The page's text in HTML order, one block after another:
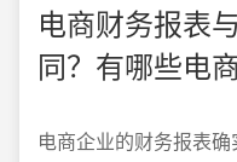
电商财务报表
同？有哪些电
电商企业的财务报表